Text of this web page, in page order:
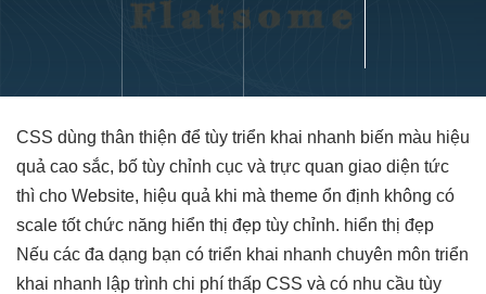
CSS dùng thân thiện để tùy triển khai nhanh biến màu hiệu
quả cao sắc, bố tùy chỉnh cục và trực quan giao diện tức
thì cho Website, hiệu quả khi mà theme ổn định không có
scale tốtchức năng hiển thị đẹp tùy chỉnh. hiển thị đẹp
Nếu các đa dạng bạn có triển khai nhanh chuyên môn triển
khai nhanh lập trình chi phí thấp CSS và có nhu cầu tùy